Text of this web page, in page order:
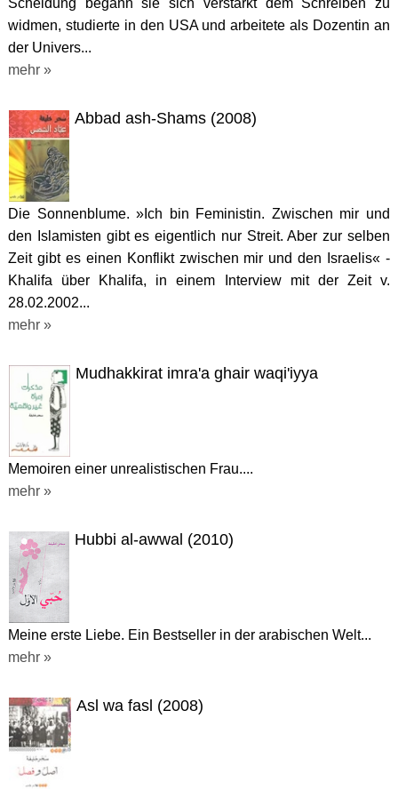
Scheidung begann sie sich verstärkt dem Schreiben zu
widmen, studierte in den USA und arbeitete als Dozentin an
der Univers...
mehr »
Abbad ash-Shams (2008)
Die Sonnenblume. »Ich bin Feministin. Zwischen mir und
den Islamisten gibt es eigentlich nur Streit. Aber zur selben
Zeit gibt es einen Konflikt zwischen mir und den Israelis« -
Khalifa über Khalifa, in einem Interview mit der Zeit v.
28.02.2002...
mehr »
Mudhakkirat imra'a ghair waqi'iyya
Memoiren einer unrealistischen Frau....
mehr »
Hubbi al-awwal (2010)
Meine erste Liebe. Ein Bestseller in der arabischen Welt...
mehr »
Asl wa fasl (2008)